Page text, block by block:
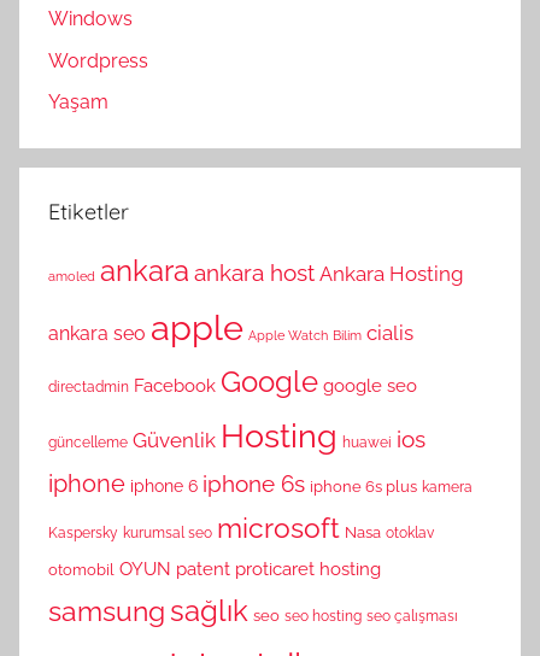
Windows
Wordpress
Yaşam
Etiketler
amoled ankara ankara host Ankara Hosting
ankara seo apple Apple Watch Bilim cialis
directadmin Facebook Google google seo
güncelleme Güvenlik Hosting huawei ios
iphone iphone 6 iphone 6s iphone 6s plus kamera
Kaspersky kurumsal seo microsoft Nasa otoklav
otomobil OYUN patent proticaret hosting
samsung sağlık seo seo hosting seo çalışması